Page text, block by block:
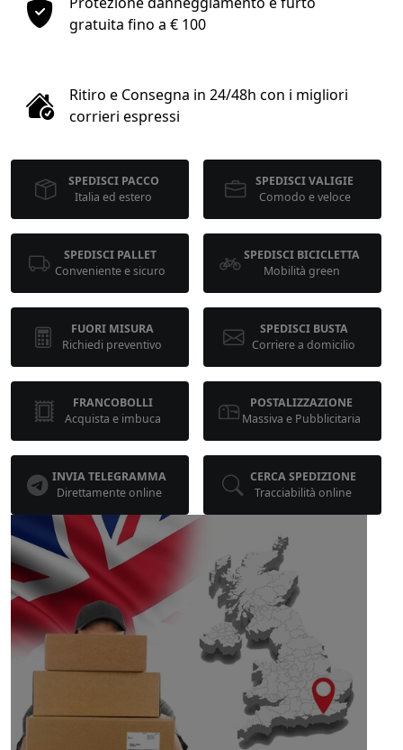
1
kg
cm
calcola
gratuita fino a € 100
Ritiro e Consegna in 24/48h con i migliori
corrieri espressi
SPEDISCI PACCO
Italia ed estero
SPEDISCI VALIGIE
Comodo e veloce
SPEDISCI PALLET
Conveniente e sicuro
SPEDISCI BICICLETTA
Mobilità green
FUORI MISURA
Richiedi preventivo
SPEDISCI BUSTA
Corriere a domicilio
FRANCOBOLLI
Acquista e imbuca
POSTALIZZAZIONE
Massiva e Pubblicitaria
INVIA TELEGRAMMA
Direttamente online
CERCA SPEDIZIONE
Tracciabilità online